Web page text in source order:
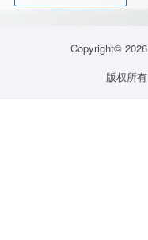
Copyright© 2026
版权所有